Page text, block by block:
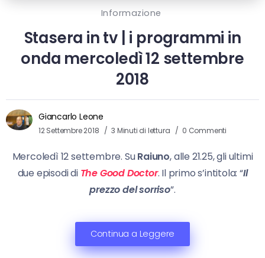
Informazione
Stasera in tv | i programmi in
onda mercoledì 12 settembre
2018
Giancarlo Leone
12 Settembre 2018 3 Minuti di lettura 0 Commenti
Mercoledì 12 settembre. SuRaiuno, alle 21.25, gli ultimi
due episodi di The Good Doctor. Il primo s’intitola: “Il
prezzo delsorriso”.
Continua a Leggere